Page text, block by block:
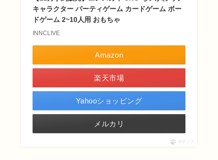
キャラクター パーティゲーム カードゲーム ボー
ドゲーム 2~10人用 おもちゃ
INNCLIVE
Amazon
楽天市場
Yahooショッピング
メルカリ
ポチップ